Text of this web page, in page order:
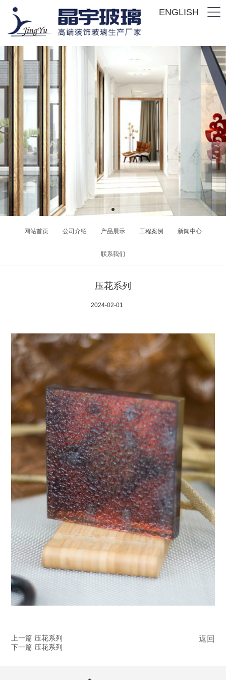
ENGLISH
网站首页 公司介绍 产品展示 工程案例 新闻中心
联系我们
压花系列
2024-02-01
返回
上一篇 压花系列
下一篇 压花系列